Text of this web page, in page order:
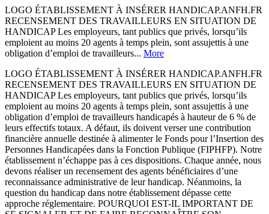
LOGO ÉTABLISSEMENT À INSÉRER HANDICAP.ANFH.FR
RECENSEMENT DES TRAVAILLEURS EN SITUATION DE
HANDICAP Les employeurs, tant publics que privés, lorsqu’ils
emploient au moins 20 agents à temps plein, sont assujettis à une
obligation d’emploi de travailleurs... More
LOGO ÉTABLISSEMENT À INSÉRER HANDICAP.ANFH.FR
RECENSEMENT DES TRAVAILLEURS EN SITUATION DE
HANDICAP Les employeurs, tant publics que privés, lorsqu’ils
emploient au moins 20 agents à temps plein, sont assujettis à une
obligation d’emploi de travailleurs handicapés à hauteur de 6 % de
leurs effectifs totaux. A défaut, ils doivent verser une contribution
financière annuelle destinée à alimenter le Fonds pour l’Insertion des
Personnes Handicapées dans la Fonction Publique (FIPHFP). Notre
établissement n’échappe pas à ces dispositions. Chaque année, nous
devons réaliser un recensement des agents bénéficiaires d’une
reconnaissance administrative de leur handicap. Néanmoins, la
question du handicap dans notre établissement dépasse cette
approche réglementaire. POURQUOI EST-IL IMPORTANT DE